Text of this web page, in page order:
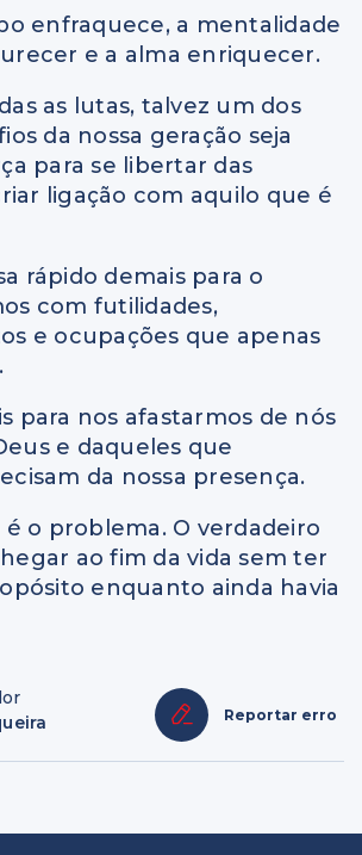
enfraquece, a mentalidade
e a alma enriquecer.
as lutas, talvez um dos
da nossa geração seja
para se libertar das
ligação com aquilo que é
rápido demais para o
com futilidades,
e ocupações que apenas
para nos afastarmos de nós
e daqueles que
da nossa presença.
o problema. O verdadeiro
ao fim da vida sem ter
enquanto ainda havia
Reportar erro